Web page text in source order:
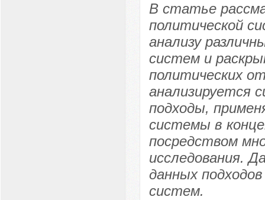
В статье
политической
анализу
систем и
политических
анализируется
подходы,
системы в
посредством
исследования.
данных
систем.